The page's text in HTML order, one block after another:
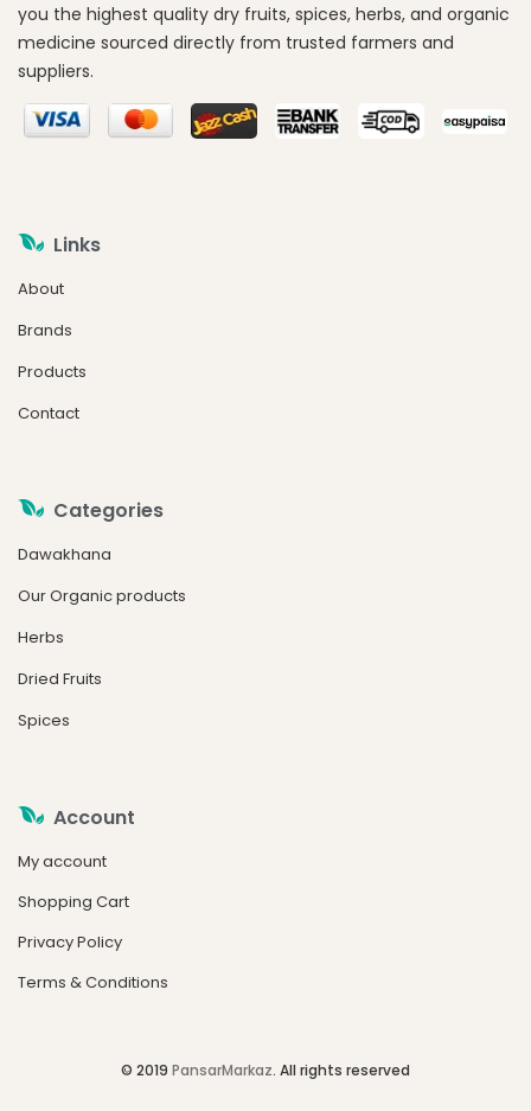
you the highest quality dry fruits, spices, herbs, and organic
medicine sourced directly from trusted farmers and
suppliers.
Links
About
Brands
Products
Contact
Categories
Dawakhana
Our Organic products
Herbs
Dried Fruits
Spices
Account
My account
Shopping Cart
Privacy Policy
Terms & Conditions
© 2019 PansarMarkaz. All rights reserved